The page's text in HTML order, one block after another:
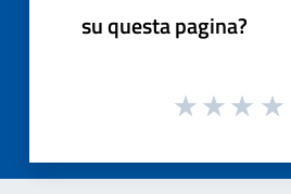
su questa pagina?